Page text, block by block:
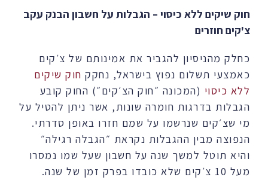
חוק שיקים ללא כיסוי – הגבלות על חשבון הבנק עקב
צ'קים חוזרים
כחלק מהניסיון להגביר את אמינותם של צ׳קים
כאמצעי תשלום נפוץ בישראל, נחקק חוק שיקים
ללא כיסוי (המכונה ״חוק הצ׳קים״) החוק קובע
הגבלות בדרגות חומרה שונות, אשר ניתן להטיל על
מי שצ׳קים שנרשמו על שמם חזרו באופן סדרתי.
הנפוצה מבין ההגבלות נקראת ״הגבלה רגילה״
והיא תוטל למשך שנה על חשבון שעל שמו נמסרו
מעל 10 צ׳קים שלא כובדו בפרק זמן של שנה.